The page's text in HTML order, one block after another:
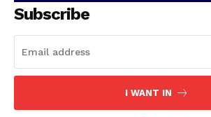
PALA VISION
Subscribe
I WANT IN